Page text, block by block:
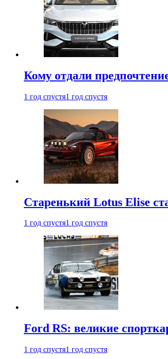
Кому отдали
1 год спустя1 год спустя
Старенький Lotus Elise
1 год спустя1 год спустя
Ford RS: великие
1 год спустя1 год спустя